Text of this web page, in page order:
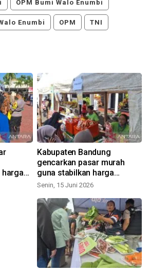
OPM Bumi Walo Enumbi
Enumbi OPM TNI
Kabupaten Bandung
gencarkan pasar murah
guna stabilkan harga
pangan
Senin, 15 Juni 2026